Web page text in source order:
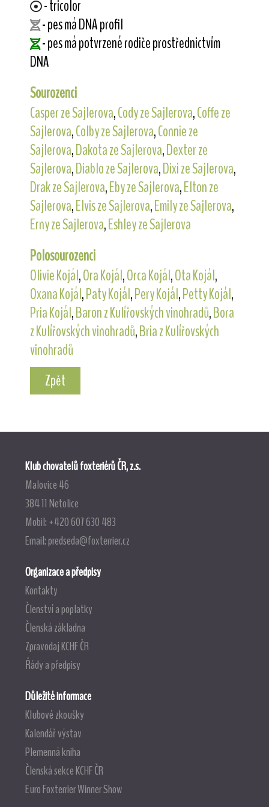
- tricolor
- pes má DNA profil
- pes má potvrzené rodiče prostřednictvím
DNA
Sourozenci
Casper ze Sajlerova,Cody ze Sajlerova,Coffe ze
Sajlerova,Colby ze Sajlerova,Connie ze
Sajlerova,Dakota ze Sajlerova,Dexter ze
Sajlerova,Diablo ze Sajlerova,Dixi ze Sajlerova,
Drak ze Sajlerova,Eby ze Sajlerova,Elton ze
Sajlerova,Elvis ze Sajlerova,Emily ze Sajlerova,
Erny ze Sajlerova,Eshley ze Sajlerova
Polosourozenci
Olivie Kojál,Ora Kojál,Orca Kojál,Ota Kojál,
Oxana Kojál,Paty Kojál,Pery Kojál,Petty Kojál,
Pria Kojál,Baron z Kulířovských vinohradů,Bora
z Kulířovských vinohradů,Bria z Kulířovských
vinohradů
Zpět
Klub chovatelů foxteriérů ČR, z.s.
Malovice 46
384 11 Netolice
Mobil: +420 607 630 483
Email:predseda@foxterrier.cz
Organizace a předpisy
Kontakty
Členství a poplatky
Členská základna
Zpravodaj KCHF ČR
Řády a předpisy
Důležité informace
Klubové zkoušky
Kalendář výstav
Plemenná kniha
Členská sekce KCHF ČR
Euro Foxterrier Winner Show